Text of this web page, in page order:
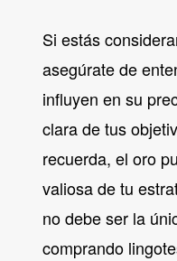
Si estás
asegúrate de
influyen en su
clara de tus
recuerda, el oro
valiosa de tu
no debe ser la
comprando